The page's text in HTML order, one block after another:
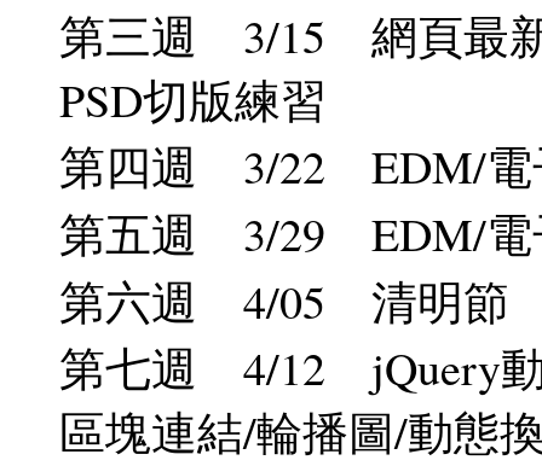
第三週 3/15 網頁最
PSD切版練習
第四週 3/22 EDM/電
第五週 3/29 EDM/電
第六週 4/05 清明節
第七週 4/12 jQuery動
區塊連結/輪播圖/動態